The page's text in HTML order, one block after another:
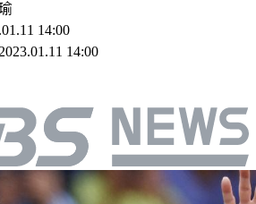
14:00
2023.01.11 14:00